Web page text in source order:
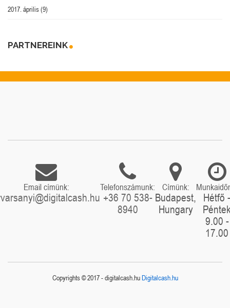
2017. április(9)
PARTNEREINK
Email címünk: Telefonszámunk:
+36 70 538-
8940
Címünk:
Budapest,
Hungary
Hétfő -
9.00 -
17.00
Copyrights © 2017 - digitalcash.huDigitalcash.hu